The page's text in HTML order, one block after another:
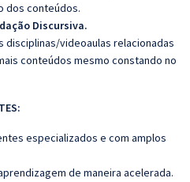
dos conteúdos.
Discursiva.
disciplinas/videoaulas relacionadas
conteúdos mesmo constando no
especializados e com amplos
de maneira acelerada.